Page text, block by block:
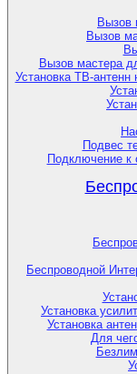
Вызов
Вызов
Вызов мастера
Установка ТВ-
Подвес
Подключение к
Беспроводной
Установка
Установка
Для